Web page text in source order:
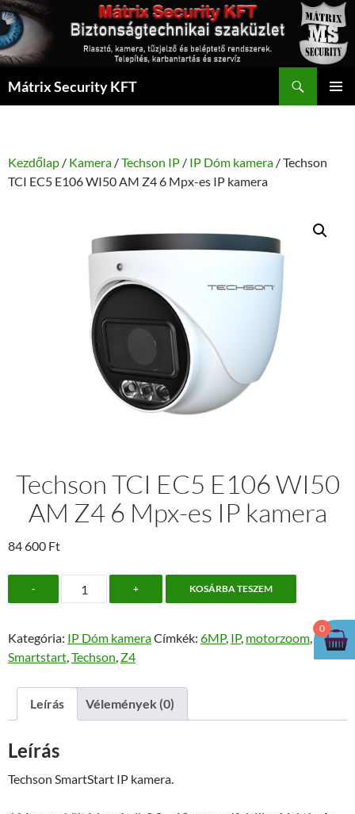
Kilépés
tartalomba
Mátrix Security KFT
Kezdőlap / Kamera /Techson IP / IP Dóm kamera / Techson
TCI EC5 E106 WI50 AM Z4 6 Mpx-es IP kamera
Techson TCI EC5 E106 WI50
AM Z4 6 Mpx-es IP kamera
84 600 Ft
-
Techson
TCI
E106
WI50
IP
+ KOSÁRBA TESZEM
Kategória: IP Dóm kameraCímkék: 6MP, IP, motorzoom,
Smartstart,Techson, Z4
Leírás Vélemények (0)
Leírás
Techson SmartStart IP kamera.
0